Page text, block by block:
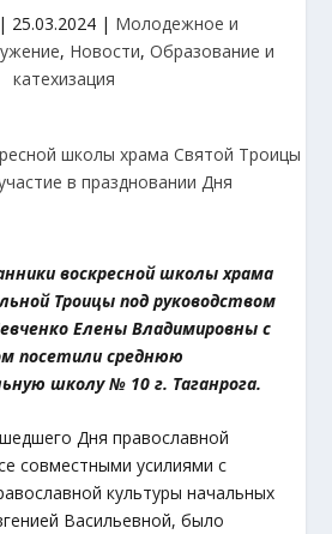
| 25.03.2024| Молодежное и
, Новости, Образование и
катехизация
воскресной школы храма
Троицы под руководством
Елены Владимировны с
посетили среднюю
школу № 10 г. Таганрога.
Дня православной
совместными усилиями с
культуры начальных
Васильевной, было